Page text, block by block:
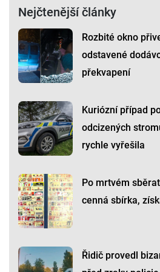
Nejčtenější články
Rozbité okno
odstavené
překvapení
Kuriózní případ
odcizených
rychle vyřešila
Po mrtvém
cenná sbírka,
Řidič provedl